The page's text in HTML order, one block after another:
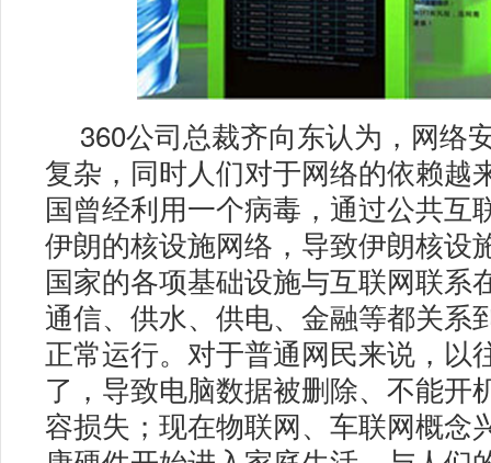
360公司总裁齐向东认为，网络
复杂，同时人们对于网络的依赖越
国曾经利用一个病毒，通过公共互
伊朗的核设施网络，导致伊朗核设
国家的各项基础设施与互联网联系
通信、供水、供电、金融等都关系
正常运行。对于普通网民来说，以
了，导致电脑数据被删除、不能开
容损失；现在物联网、车联网概念